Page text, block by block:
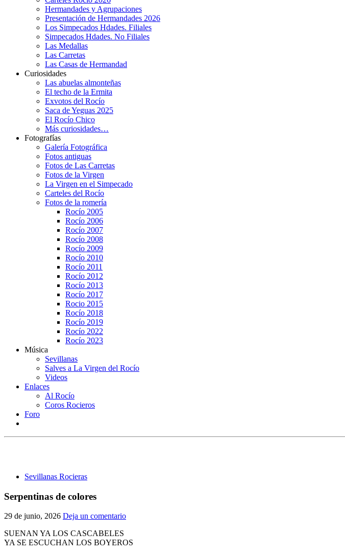
Hermandades y Agrupaciones
Presentación de Hermandades 2026
Los Simpecados Hdades. Filiales
Simpecados Hdades. No Filiales
Las Medallas
Las Carretas
Las Casas de Hermandad
Curiosidades
Las abuelas almonteñas
El techo de la Ermita
Exvotos del Rocío
Saca de Yeguas 2025
El Rocío Chico
Más curiosidades…
Fotografías
Galería Fotográfica
Fotos antiguas
Fotos de Las Carretas
Fotos de la Virgen
La Virgen en el Simpecado
Carteles del Rocío
Fotos de la romería
Rocío 2005
Rocío 2006
Rocío 2007
Rocío 2008
Rocío 2009
Rocío 2010
Rocío 2011
Rocío 2012
Rocío 2013
Rocío 2017
Rocio 2015
Rocío 2018
Rocío 2019
Rocío 2022
Rocío 2023
Música
Sevillanas
Salves a La Virgen del Rocío
Videos
Enlaces
Al Rocío
Coros Rocieros
Foro
Sevillanas Rocieras
Serpentinas de colores
29 de junio, 2026 Deja un comentario
SUENAN YA LOS CASCABELES
YA SE ESCUCHAN LOS BOYEROS